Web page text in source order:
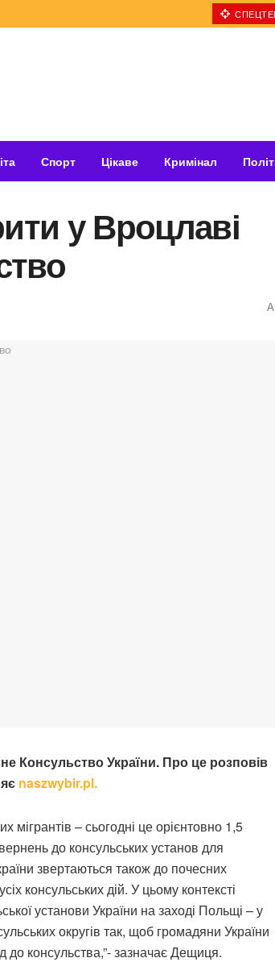
Спорт Цікаве Кримінал
у Вроцлаві
A
Консульство України. Про це розповів
naszwybir.pl.
мігрантів – сьогодні це орієнтовно 1,5
до консульських установ для
звертаються також до почесних
консульських дій. У цьому контексті
установи України на заході Польщі – у
округів так, щоб громадяни України
до консульства,”- зазначає Дещиця.